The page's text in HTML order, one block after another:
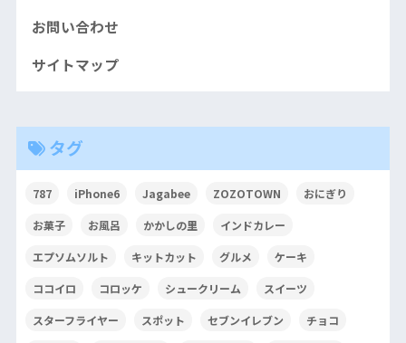
お問い合わせ
サイトマップ
タグ
787 iPhone6 Jagabee ZOZOTOWN おにぎり
お菓子 お風呂 かかしの里 インドカレー
エプソムソルト キットカット グルメ ケーキ
ココイロ コロッケ シュークリーム スイーツ
スターフライヤー スポット セブンイレブン チョコ